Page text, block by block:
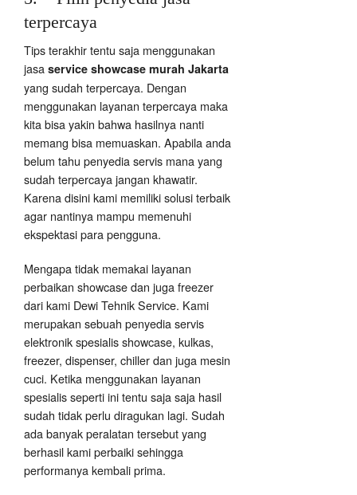
terpercaya
Tips terakhir tentu saja menggunakan
jasa service showcase murah Jakarta
yang sudah terpercaya. Dengan
menggunakan layanan terpercaya maka
kita bisa yakin bahwa hasilnya nanti
memang bisa memuaskan. Apabila anda
belum tahu penyedia servis mana yang
sudah terpercaya jangan khawatir.
Karena disini kami memiliki solusi terbaik
agar nantinya mampu memenuhi
ekspektasi para pengguna.
Mengapa tidak memakai layanan
perbaikan showcase dan juga freezer
dari kami Dewi Tehnik Service. Kami
merupakan sebuah penyedia servis
elektronik spesialis showcase, kulkas,
freezer, dispenser, chiller dan juga mesin
cuci. Ketika menggunakan layanan
spesialis seperti ini tentu saja saja hasil
sudah tidak perlu diragukan lagi. Sudah
ada banyak peralatan tersebut yang
berhasil kami perbaiki sehingga
performanya kembali prima.